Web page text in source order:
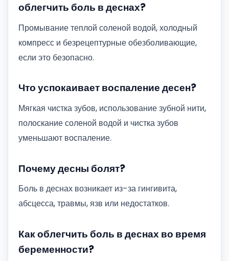
облегчить боль в деснах?
Промывание теплой соленой водой, холодный
компресс и безрецептурные обезболивающие,
если это безопасно.
Что успокаивает воспаление десен?
Мягкая чистка зубов, использование зубной нити,
полоскание соленой водой и чистка зубов
уменьшают воспаление.
Почему десны болят?
Боль в деснах возникает из-за гингивита,
абсцесса, травмы, язв или недостатков.
Как облегчить боль в деснах во время
беременности?